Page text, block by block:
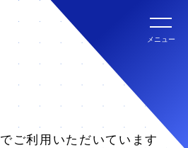
メニュー
ケージ版比較
Neuron ES new
ンス価格
でご利用いただいています